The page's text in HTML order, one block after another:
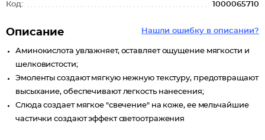
Код: 1000065710
Нашли ошибку в описании?
Описание
Аминокислота увлажняет, оставляет ощущение мягкости и
шелковистости;
Эмоленты создают мягкую нежную текстуру, предотвращают
высыхание, обеспечивают легкость нанесения;
Слюда создает мягкое "свечение" на коже, ее мельчайшие
частички создают эффект светоотражения